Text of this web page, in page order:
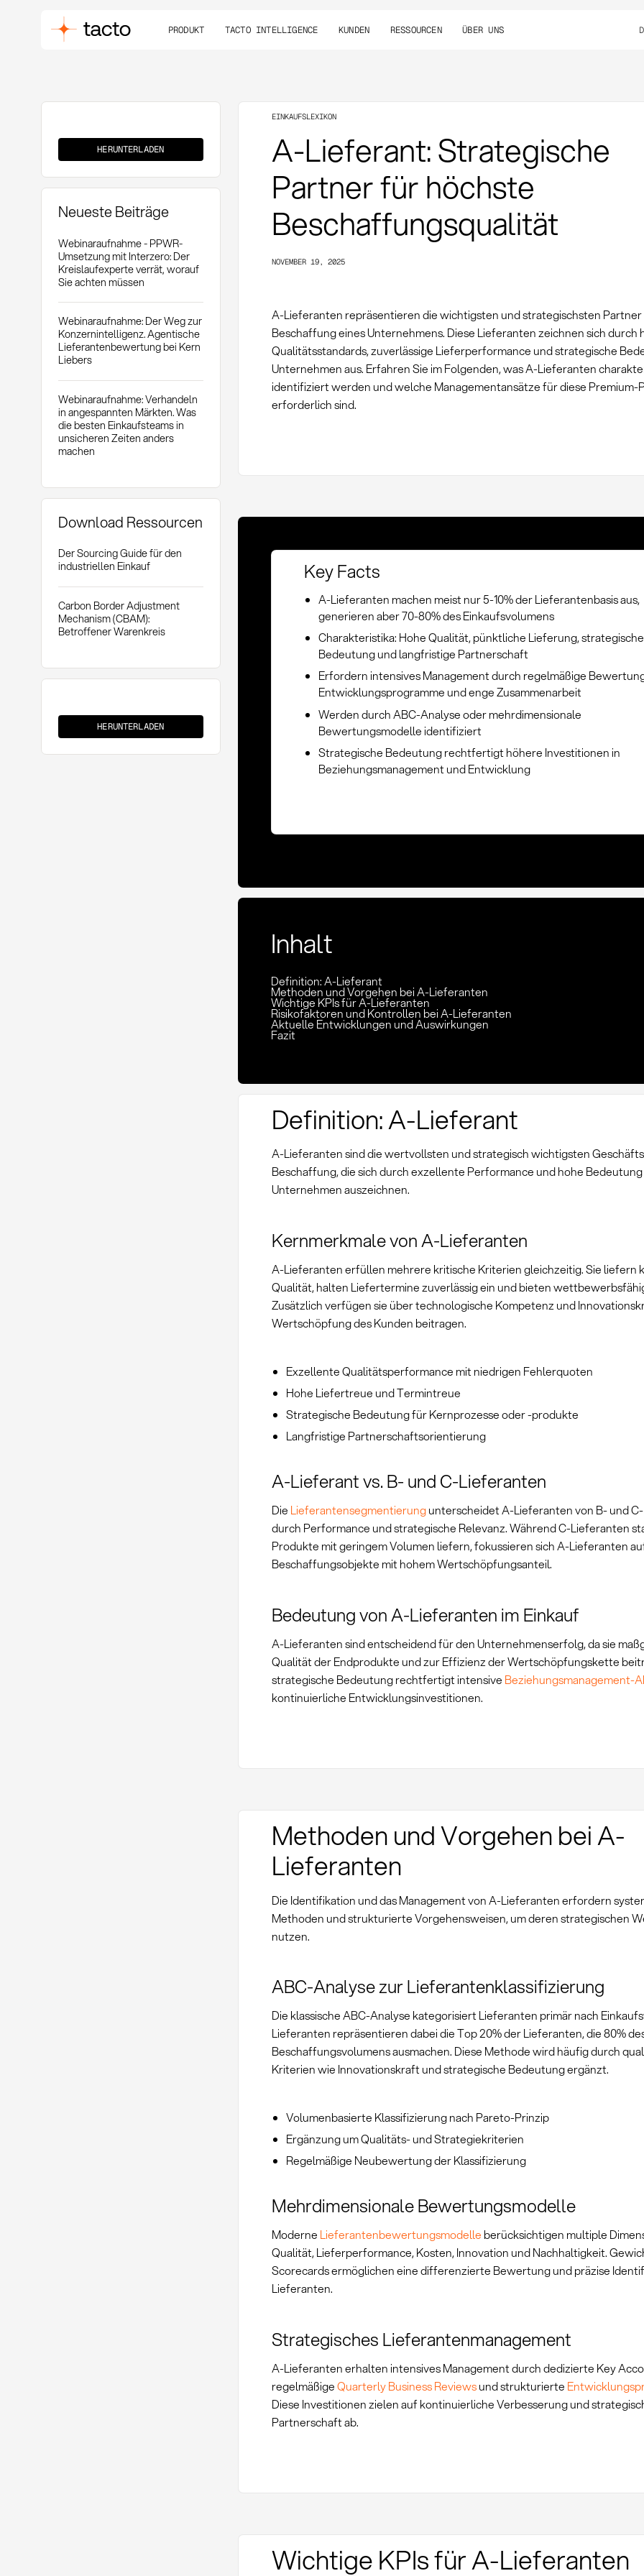
PRODUKT TACTO INTELLIGENCE KUNDEN RESSOURCEN ÜBER UNS
Lieferant
HERUNTERLADEN
Neueste Beiträge
Webinaraufnahme - PPWR-
Umsetzung mit Interzero: Der
Kreislaufexperte verrät, worauf
Sie achten müssen
Webinaraufnahme: Der Weg zur
Konzernintelligenz. Agentische
Lieferantenbewertung bei Kern
Liebers
Webinaraufnahme: Verhandeln
in angespannten Märkten. Was
die besten Einkaufsteams in
unsicheren Zeiten anders
machen
Download Ressourcen
Der Sourcing Guide für den
industriellen Einkauf
Carbon Border Adjustment
Mechanism (CBAM):
Betroffener Warenkreis
Lieferant
HERUNTERLADEN
EINKAUFSLEXIKON
A-Lieferant: Strategische
Partner für höchste
Beschaffungsqualität
NOVEMBER 19, 2025
A-Lieferanten repräsentieren die wichtigsten und strategischsten Partner
Beschaffung eines Unternehmens. Diese Lieferanten zeichnen sich durch
Qualitätsstandards, zuverlässige Lieferperformance und strategische
Unternehmen aus. Erfahren Sie im Folgenden, was A-Lieferanten
identifiziert werden und welche Managementansätze für diese Premium-
erforderlich sind.
Key Facts
A-Lieferanten machen meist nur 5-10% der Lieferantenbasis aus,
generieren aber 70-80% des Einkaufsvolumens
Charakteristika: Hohe Qualität, pünktliche Lieferung, strategische
Bedeutung und langfristige Partnerschaft
Erfordern intensives Management durch regelmäßige
Entwicklungsprogramme und enge Zusammenarbeit
Werden durch ABC-Analyse oder mehrdimensionale
Bewertungsmodelle identifiziert
Strategische Bedeutung rechtfertigt höhere Investitionen in
Beziehungsmanagement und Entwicklung
Inhalt
Definition: A-Lieferant
Methoden und Vorgehen bei A-Lieferanten
Wichtige KPIs für A-Lieferanten
Risikofaktoren und Kontrollen bei A-Lieferanten
Aktuelle Entwicklungen und Auswirkungen
Fazit
Definition: A-Lieferant
A-Lieferanten sind die wertvollsten und strategisch wichtigsten
Beschaffung, die sich durch exzellente Performance und hohe
Unternehmen auszeichnen.
Kernmerkmale von A-Lieferanten
A-Lieferanten erfüllen mehrere kritische Kriterien gleichzeitig. Sie liefern
Qualität, halten Liefertermine zuverlässig ein und bieten
Zusätzlich verfügen sie über technologische Kompetenz und
Wertschöpfung des Kunden beitragen.
Exzellente Qualitätsperformance mit niedrigen Fehlerquoten
Hohe Liefertreue und Termintreue
Strategische Bedeutung für Kernprozesse oder -produkte
Langfristige Partnerschaftsorientierung
A-Lieferant vs. B- und C-Lieferanten
Die Lieferantensegmentierungunterscheidet A-Lieferanten von B- und
durch Performance und strategische Relevanz. Während C-Lieferanten
Produkte mit geringem Volumen liefern, fokussieren sich A-Lieferanten
Beschaffungsobjekte mit hohem Wertschöpfungsanteil.
Bedeutung von A-Lieferanten im Einkauf
A-Lieferanten sind entscheidend für den Unternehmenserfolg, da sie
Qualität der Endprodukte und zur Effizienz der Wertschöpfungskette
strategische Bedeutung rechtfertigt intensive Beziehungsmanagement-
kontinuierliche Entwicklungsinvestitionen.
Methoden und Vorgehen bei A-
Lieferanten
Die Identifikation und das Management von A-Lieferanten erfordern
Methoden und strukturierte Vorgehensweisen, um deren strategischen
nutzen.
ABC-Analyse zur Lieferantenklassifizierung
Die klassische ABC-Analyse kategorisiert Lieferanten primär nach
Lieferanten repräsentieren dabei die Top 20% der Lieferanten, die 80%
Beschaffungsvolumens ausmachen. Diese Methode wird häufig durch
Kriterien wie Innovationskraft und strategische Bedeutung ergänzt.
Volumenbasierte Klassifizierung nach Pareto-Prinzip
Ergänzung um Qualitäts- und Strategiekriterien
Regelmäßige Neubewertung der Klassifizierung
Mehrdimensionale Bewertungsmodelle
Moderne Lieferantenbewertungsmodelle berücksichtigen multiple
Qualität, Lieferperformance, Kosten, Innovation und Nachhaltigkeit.
Scorecards ermöglichen eine differenzierte Bewertung und präzise
Lieferanten.
Strategisches Lieferantenmanagement
A-Lieferanten erhalten intensives Management durch dedizierte Key
regelmäßigeQuarterly Business Reviewsund strukturierte
Diese Investitionen zielen auf kontinuierliche Verbesserung und
Partnerschaft ab.
Wichtige KPIs für A-Lieferanten